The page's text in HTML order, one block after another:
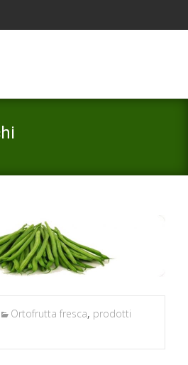
Ortofrutta fresca, prodotti